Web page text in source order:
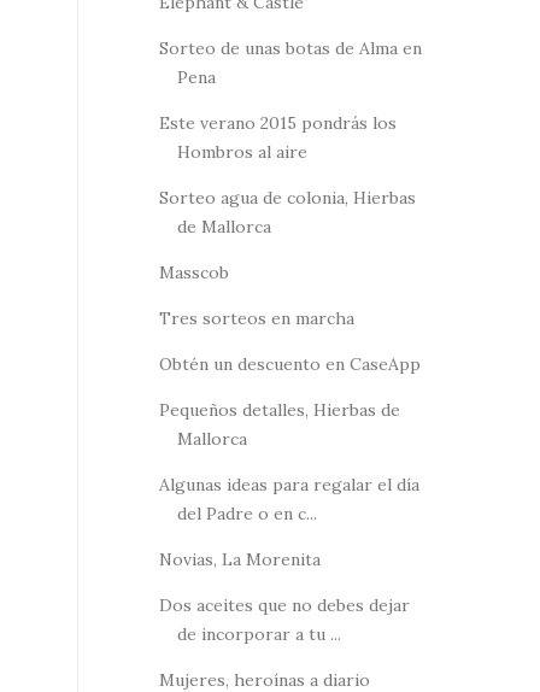
Sorteo de unas botas de Alma en
Pena
Este verano 2015 pondrás los
Hombros al aire
Sorteo agua de colonia, Hierbas
de Mallorca
Masscob
Tres sorteos en marcha
Obtén un descuento en CaseApp
Pequeños detalles, Hierbas de
Mallorca
Algunas ideas para regalar el día
del Padre o en c...
Novias, La Morenita
Dos aceites que no debes dejar
de incorporar a tu ...
Mujeres, heroínas a diario